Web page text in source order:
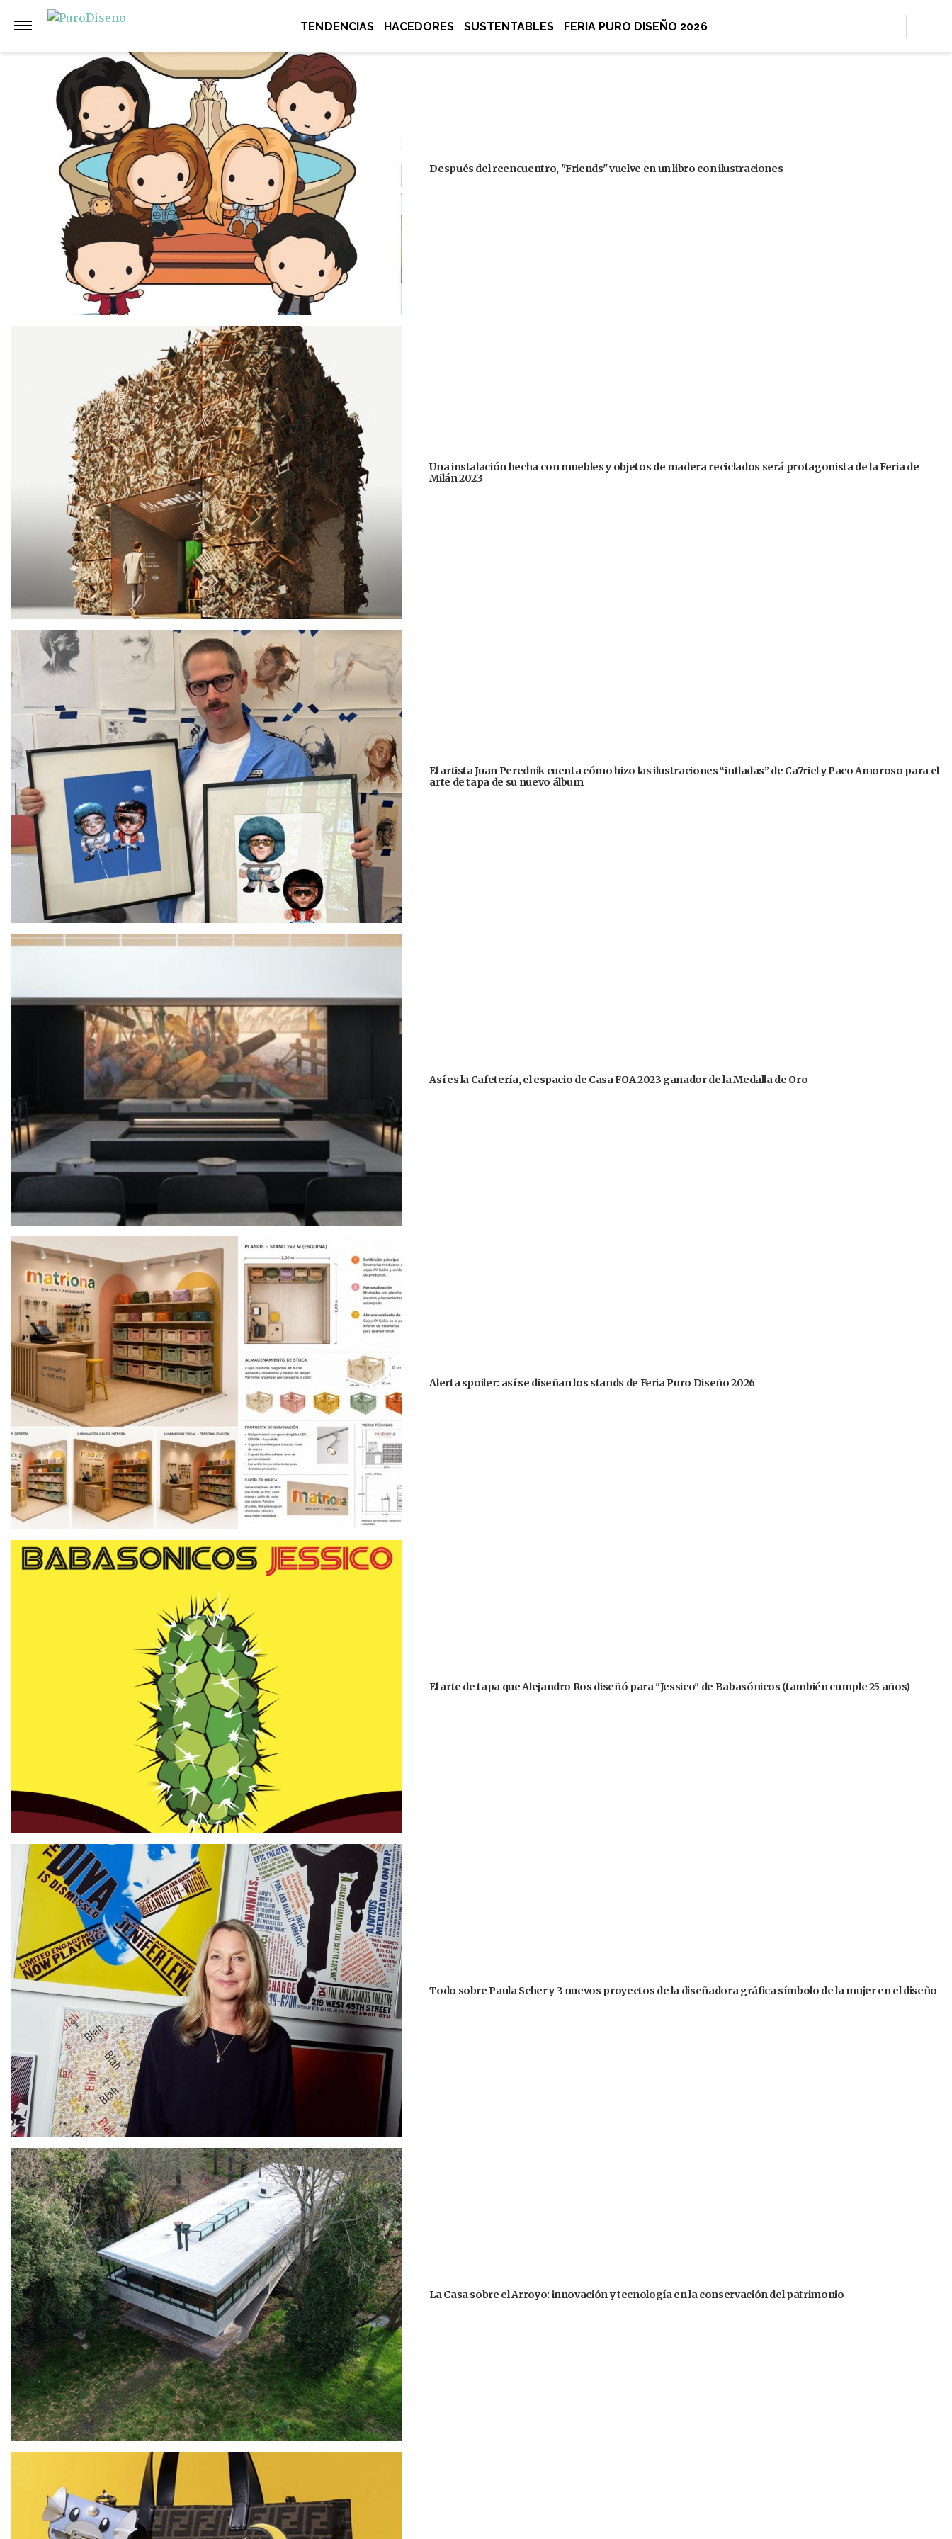
TENDENCIAS HACEDORES SUSTENTABLES FERIA PURO DISEÑO 2026
Anterior
Después del reencuentro, "Friends" vuelve en un libro con ilustraciones
Una instalación hecha con muebles y objetos de madera reciclados será protagonista de la Feria de
Milán 2023
El artista Juan Perednik cuenta cómo hizo las ilustraciones “infladas” de Ca7riel y Paco Amoroso para el
arte de tapa de su nuevo álbum
Así es la Cafetería, el espacio de Casa FOA 2023 ganador de la Medalla de Oro
Alerta spoiler: así se diseñan los stands de Feria Puro Diseño 2026
El arte de tapa que Alejandro Ros diseñó para "Jessico" de Babasónicos (también cumple 25 años)
Todo sobre Paula Scher y 3 nuevos proyectos de la diseñadora gráfica símbolo de la mujer en el diseño
La Casa sobre el Arroyo: innovación y tecnología en la conservación del patrimonio
Siguiente